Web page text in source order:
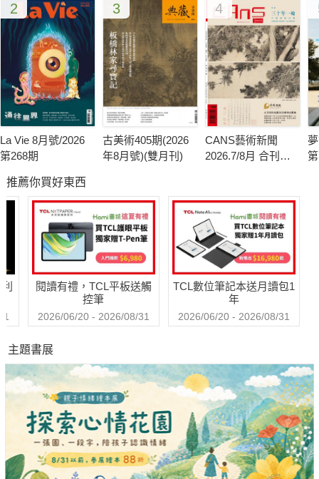
2
La Vie 8月號/2026
第268期
3
古美術405期(2026
年8月號)(雙月刊)
4
CANS藝術新聞
2026.7/8月 合刊號
推薦你買好東西
閱讀有禮，TCL平板送觸
控筆
2026/06/20 - 2026/08/31
TCL數位筆記本送月讀包1
年
2026/06/20 - 2026/08/31
主題書展